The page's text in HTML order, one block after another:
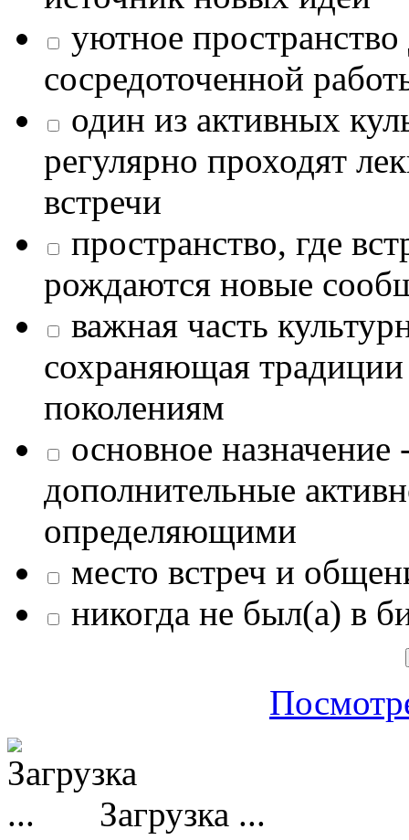
уютное
сосредоточенной
один из активных
регулярно проходят
встречи
пространство, где
рождаются новые
важная часть
сохраняющая
поколениям
основное назначение
дополнительные
определяющими
место встреч и
никогда не был(а) в
Загрузка ...